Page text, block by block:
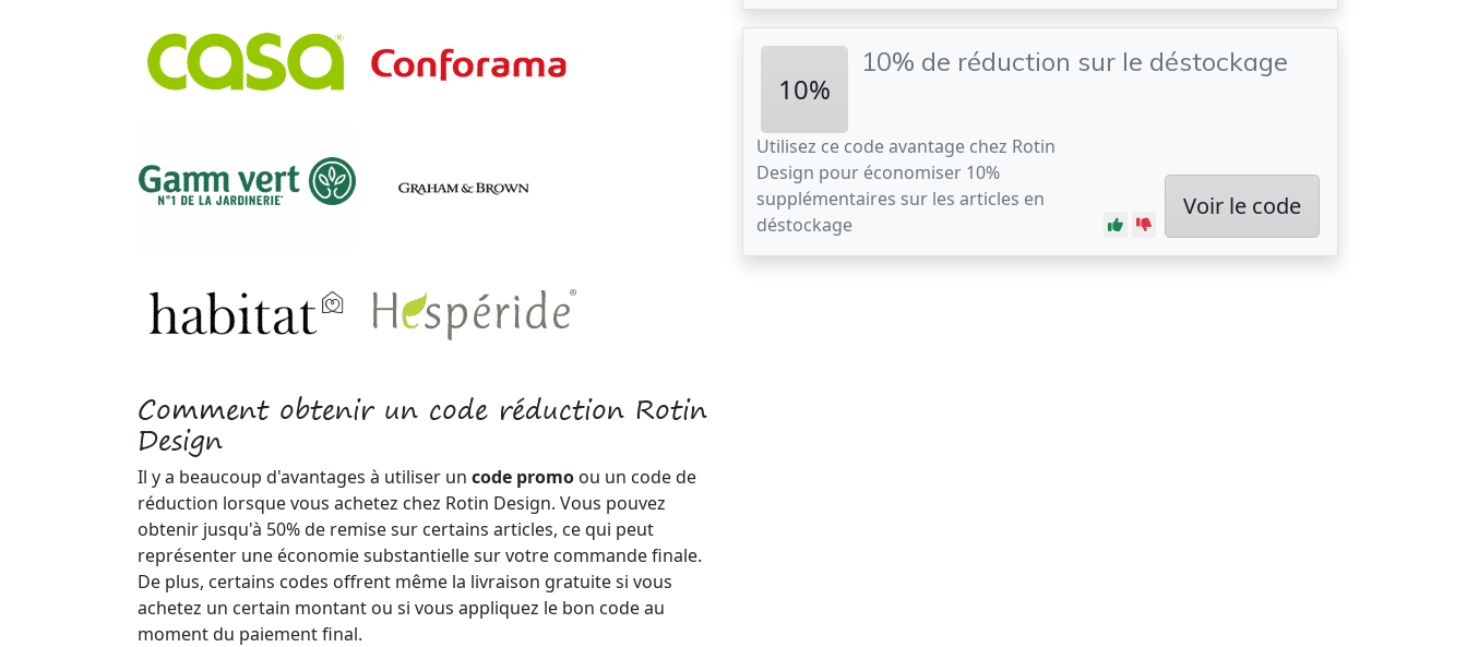
Comment obtenir un code réduction Rotin
Design
Il y a beaucoup d'avantages à utiliser un code promo ou un code de
réduction lorsque vous achetez chez Rotin Design. Vous pouvez
obtenir jusqu'à 50% de remise sur certains articles, ce qui peut
représenter une économie substantielle sur votre commande finale.
De plus, certains codes offrent même la livraison gratuite si vous
achetez un certain montant ou si vous appliquez le bon code au
moment du paiement final.
10%
10% de réduction sur le déstockage
Utilisez ce code avantage chez Rotin
Design pour économiser 10%
supplémentaires sur les articles en
déstockage
Voir le code